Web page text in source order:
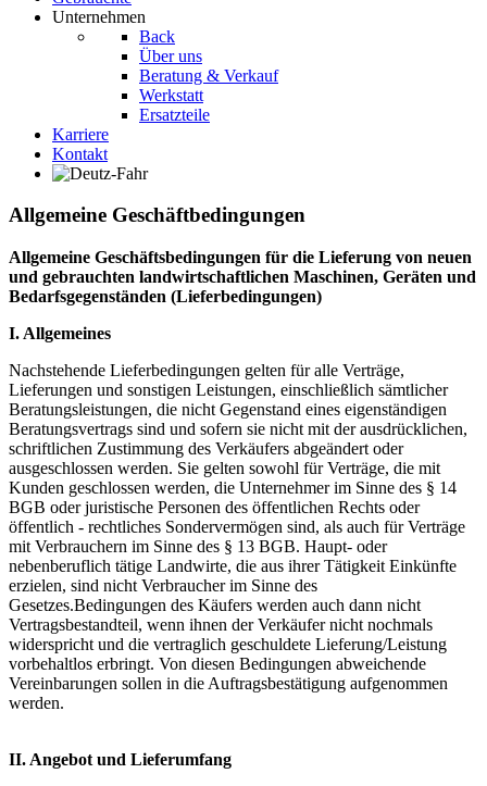
Unternehmen
Back
Über uns
Beratung & Verkauf
Werkstatt
Ersatzteile
Karriere
Kontakt
Allgemeine Geschäftbedingungen
Allgemeine Geschäftsbedingungen für die Lieferung von neuen
und gebrauchten landwirtschaftlichen Maschinen, Geräten und
Bedarfsgegenständen (Lieferbedingungen)
I. Allgemeines
Nachstehende Lieferbedingungen gelten für alle Verträge,
Lieferungen und sonstigen Leistungen, einschließlich sämtlicher
Beratungsleistungen, die nicht Gegenstand eines eigenständigen
Beratungsvertrags sind und sofern sie nicht mit der ausdrücklichen,
schriftlichen Zustimmung des Verkäufers abgeändert oder
ausgeschlossen werden. Sie gelten sowohl für Verträge, die mit
Kunden geschlossen werden, die Unternehmer im Sinne des § 14
BGB oder juristische Personen des öffentlichen Rechts oder
öffentlich - rechtliches Sondervermögen sind, als auch für Verträge
mit Verbrauchern im Sinne des § 13 BGB. Haupt- oder
nebenberuflich tätige Landwirte, die aus ihrer Tätigkeit Einkünfte
erzielen, sind nicht Verbraucher im Sinne des
Gesetzes.Bedingungen des Käufers werden auch dann nicht
Vertragsbestandteil, wenn ihnen der Verkäufer nicht nochmals
widerspricht und die vertraglich geschuldete Lieferung/Leistung
vorbehaltlos erbringt. Von diesen Bedingungen abweichende
Vereinbarungen sollen in die Auftragsbestätigung aufgenommen
werden.
II. Angebot und Lieferumfang